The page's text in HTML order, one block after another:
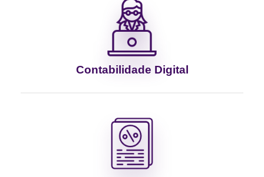
Contabilidade Digital